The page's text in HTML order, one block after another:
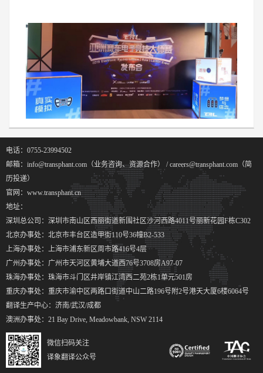
电话：0755-23994502
邮箱：info@transphant.com（业务咨询、资源合作） / careers@transphant.com（简
历投递）
官网：www.transphant.cn
地址：
深圳总公司：深圳市南山区西丽街道新围社区沙河西路4011号丽新花园F栋C302
北京办事处：北京市丰台区造甲街110号36幢B2-533
上海办事处：上海市浦东新区周市路416号4层
广州办事处：广州市天河区黄埔大道西76号3708房A97-07
珠海办事处：珠海市斗门区井岸镇江湾西二苑2栋1单元501房
重庆办事处：重庆市渝中区两路口街道中山二路196号附2号港天大厦6楼6064号
翻译生产中心：济南/武汉/成都
澳洲办事处：21 Bay Drive, Meadowbank, NSW 2114
微信扫码关注
译象翻译公众号